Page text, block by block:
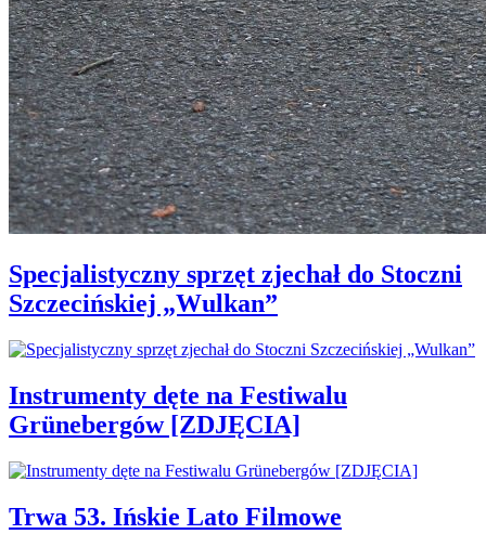
Specjalistyczny sprzęt zjechał do Stoczni
Szczecińskiej „Wulkan”
Instrumenty dęte na Festiwalu
Grünebergów [ZDJĘCIA]
Trwa 53. Ińskie Lato Filmowe